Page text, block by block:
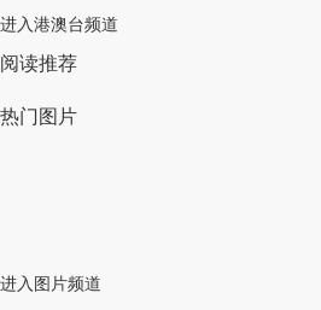
进入港澳台频道
阅读推荐
热门图片
进入图片频道